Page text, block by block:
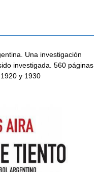
Una investigación
investigada. 560 páginas
y 1930